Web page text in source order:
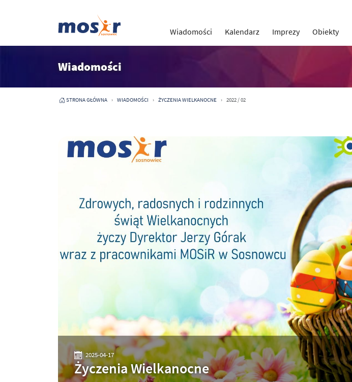
Wiadomości Kalendarz Imprezy Obiekty
Wiadomości
STRONA GŁÓWNA WIADOMOŚCI ŻYCZENIA WIELKANOCNE 2022 / 02
2025-04-17
Życzenia Wielkanocne